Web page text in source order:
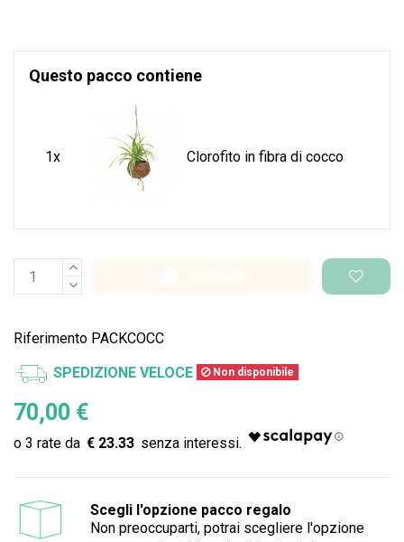
Questo pacco contiene
1x Clorofito in fibra di cocco
Riferimento PACKCOCC
SPEDIZIONE VELOCE Non disponibile
70,00 €
€ 23.33
Scegli l'opzione pacco regalo
Non preoccuparti, potrai scegliere l'opzione